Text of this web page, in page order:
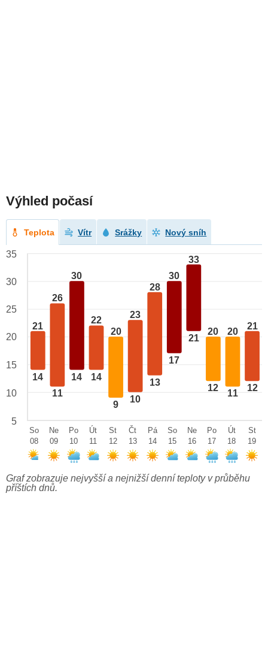
Výhled počasí
Teplota Vítr Srážky Nový sníh
21
14
26
11
30
14
22
14
20
9
23
10
28
13
30
17
33
21
20
12
20
11
21
12
35
30
25
20
15
10
5
So
08
Ne
09
Po
10
Út
11
St
12
Čt
13
Pá
14
So
15
Ne
16
Po
17
Út
18
St
19
Graf zobrazuje nejvyšší a nejnižší denní teploty v průběhu
příštích dnů.